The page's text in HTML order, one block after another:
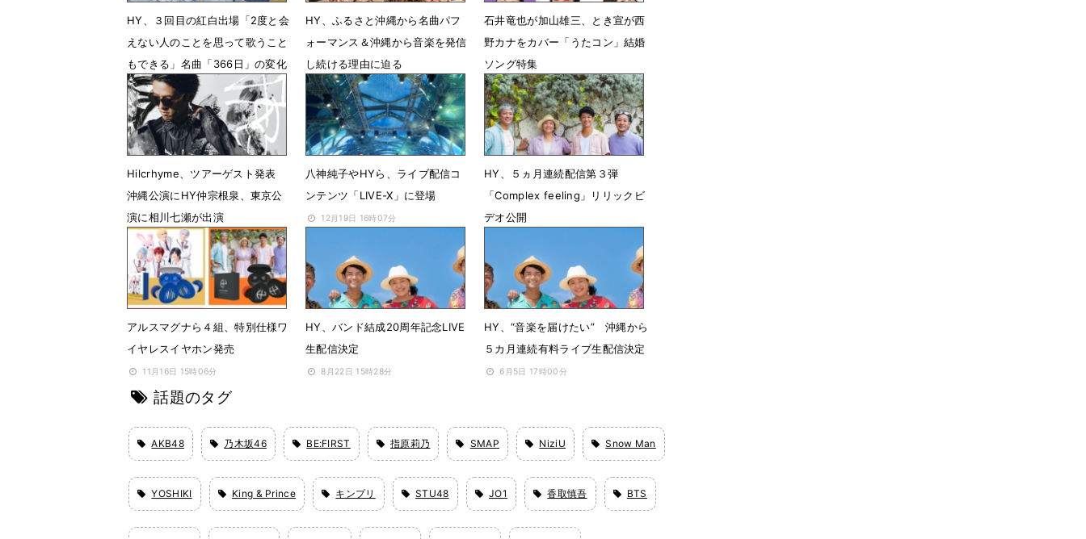
HY、３回目の紅白出場「2度と会
えない人のことを思って歌うこと
もできる」名曲「366日」の変化
12月28日 18時13分
HY、ふるさと沖縄から名曲パフ
ォーマンス＆沖縄から音楽を発信
し続ける理由に迫る
6月24日 17時00分
石井竜也が加山雄三、とき宣が西
野カナをカバー「うたコン」結婚
ソング特集
6月5日 14時46分
Hilcrhyme、ツアーゲスト発表
沖縄公演にHY仲宗根泉、東京公
演に相川七瀬が出演
12月16日 18時56分
八神純子やHYら、ライブ配信コ
ンテンツ「LIVE-X」に登場
12月19日 16時07分
HY、５ヵ月連続配信第３弾
「Complex feeling」リリックビ
デオ公開
アルスマグナら４組、特別仕様ワ
イヤレスイヤホン発売
11月16日 15時06分
HY、バンド結成20周年記念LIVE
生配信決定
8月22日 15時28分
HY、“音楽を届けたい” 沖縄から
５カ月連続有料ライブ生配信決定
6月5日 17時00分
話題のタグ
AKB48 乃木坂46 BE:FIRST 指原莉乃 SMAP NiziU Snow Man
YOSHIKI King & Prince キンプリ STU48 JO1 香取慎吾 BTS